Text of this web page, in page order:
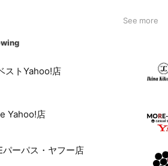
See more
ストYahoo!店
Yahoo!店
パーパス・ヤフー店